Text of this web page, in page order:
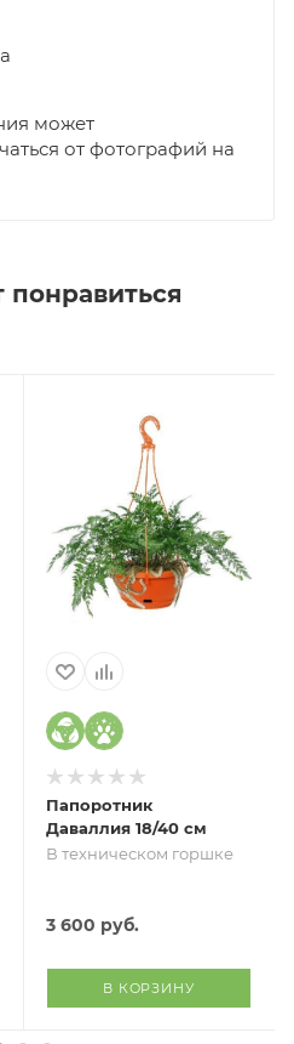
может
от фотографий на
Папоротник
Даваллия 18/40 см
В техническом горшке
3 600 руб.
В КОРЗИНУ